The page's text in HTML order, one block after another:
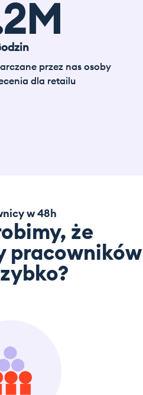
M
przez nas osoby
dla retailu
w 48h
że
pracowników